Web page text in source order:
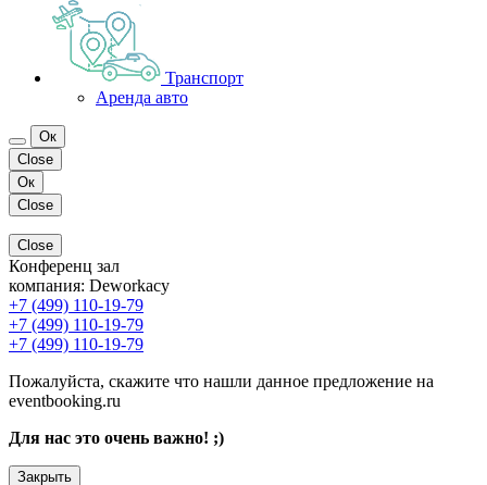
Транспорт
Аренда авто
Ок
Close
Ок
Close
Close
Конференц зал
компания: Deworkacy
+7 (499) 110-19-79
+7 (499) 110-19-79
+7 (499) 110-19-79
Пожалуйста, скажите что нашли данное предложение на
eventbooking.ru
Для нас это очень важно! ;)
Закрыть